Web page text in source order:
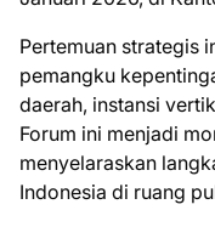
Pertemuan strategis
pemangku
daerah, instansi
Forum ini menjadi
menyelaraskan
Indonesia di ruang